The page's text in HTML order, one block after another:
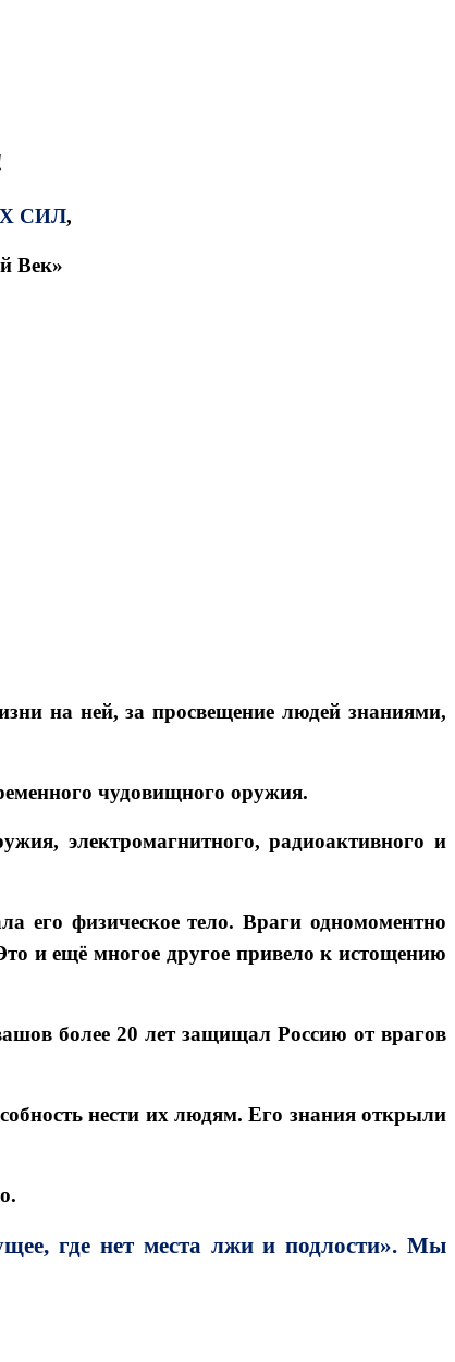
СИЛ,
Век»
на ней, за просвещение людей знаниями,
чудовищного оружия.
электромагнитного, радиоактивного и
его физическое тело. Враги одномоментно
и ещё многое другое привело к истощению
более 20 лет защищал Россию от врагов
нести их людям. Его знания открыли
где нет места лжи и подлости». Мы